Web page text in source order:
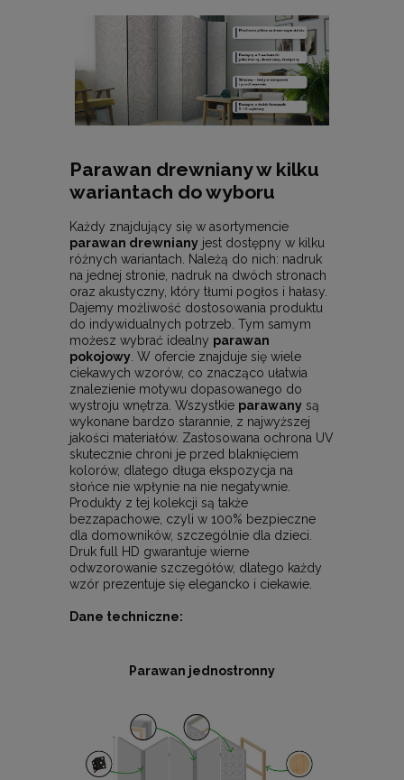
Parawan drewniany w kilku
wariantach do wyboru
Każdy znajdujący się w asortymencie
parawan drewniany jest dostępny w kilku
różnych wariantach. Należą do nich: nadruk
na jednej stronie, nadruk na dwóch stronach
oraz akustyczny, który tłumi pogłos i hałasy.
Dajemy możliwość dostosowania produktu
do indywidualnych potrzeb. Tym samym
możesz wybrać idealny parawan
pokojowy . W ofercie znajduje się wiele
ciekawych wzorów, co znacząco ułatwia
znalezienie motywu dopasowanego do
wystroju wnętrza. Wszystkie parawany są
wykonane bardzo starannie, z najwyższej
jakości materiałów. Zastosowana ochrona UV
skutecznie chroni je przed blaknięciem
kolorów, dlatego długa ekspozycja na
słońce nie wpłynie na nie negatywnie.
Produkty z tej kolekcji są także
bezzapachowe, czyli w 100% bezpieczne
dla domowników, szczególnie dla dzieci.
Druk full HD gwarantuje wierne
odwzorowanie szczegółów, dlatego każdy
wzór prezentuje się elegancko i ciekawie.
Dane techniczne:
Parawan jednostronny